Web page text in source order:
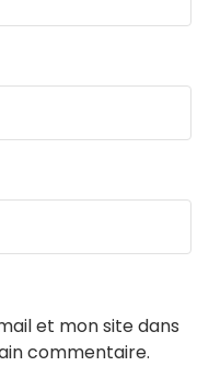
et mon site dans
commentaire.